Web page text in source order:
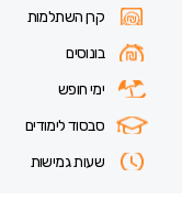
קרן השתלמות
בונוסים
ימי חופש
סבסוד לימודים
שעות גמישות